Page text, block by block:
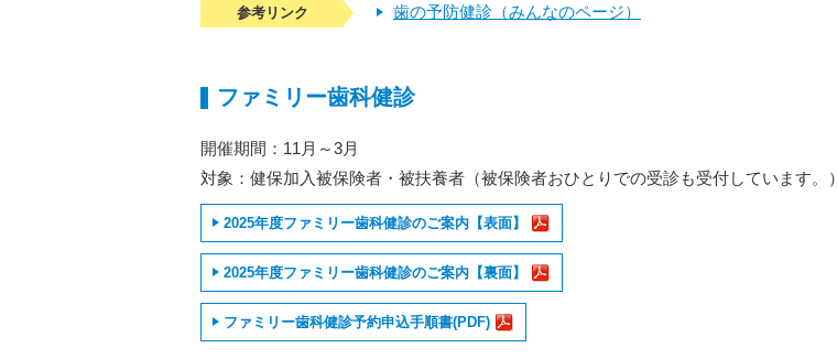
参考リンク 歯の予防健診（みんなのページ）
ファミリー歯科健診
開催期間：11月～3月
対象：健保加入被保険者・被扶養者（被保険者おひとりでの受診も受付しています。）
2025年度ファミリー歯科健診のご案内【表面】
2025年度ファミリー歯科健診のご案内【裏面】
ファミリー歯科健診予約申込手順書(PDF)